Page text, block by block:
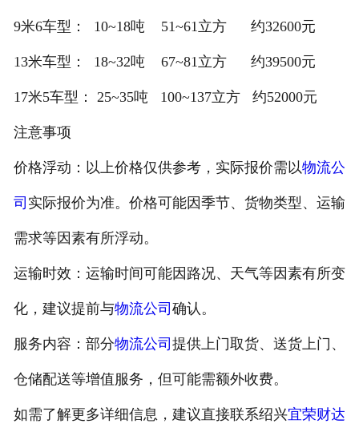
9米6车型： 10~18吨 51~61立方 约32600元
13米车型： 18~32吨 67~81立方 约39500元
17米5车型： 25~35吨 100~137立方 约52000元
注意事项
价格浮动：以上价格仅供参考，实际报价需以物流公
司 实际报价为准。价格可能因季节、货物类型、运输
需求等因素有所浮动。
运输时效：运输时间可能因路况、天气等因素有所变
化，建议提前与物流公司 确认。
服务内容：部分物流公司 提供上门取货、送货上门、
仓储配送等增值服务，但可能需额外收费。
如需了解更多详细信息，建议直接联系绍兴宜荣财达